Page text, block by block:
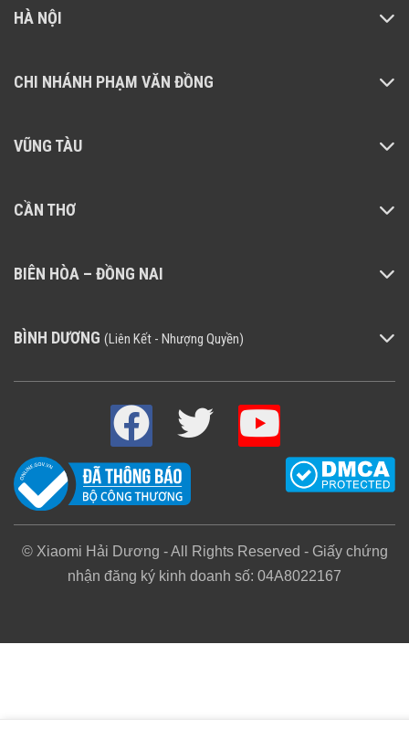
lên đến PM0.3 đạt tới 99,68%, giúp xe của bạn
đáng kể hiệu quả lọc, Máy lọc không khí tốt để làm
mới không khí xe của bạn.
HÀ NỘI
CHI NHÁNH PHẠM VĂN ĐỒNG
VŨNG TÀU
CẦN THƠ
BIÊN HÒA – ĐỒNG NAI
BÌNH DƯƠNG (Liên Kết - Nhượng Quyền)
© Xiaomi Hải Dương - All Rights Reserved - Giấy chứng
nhận đăng ký kinh doanh số: 04A8022167